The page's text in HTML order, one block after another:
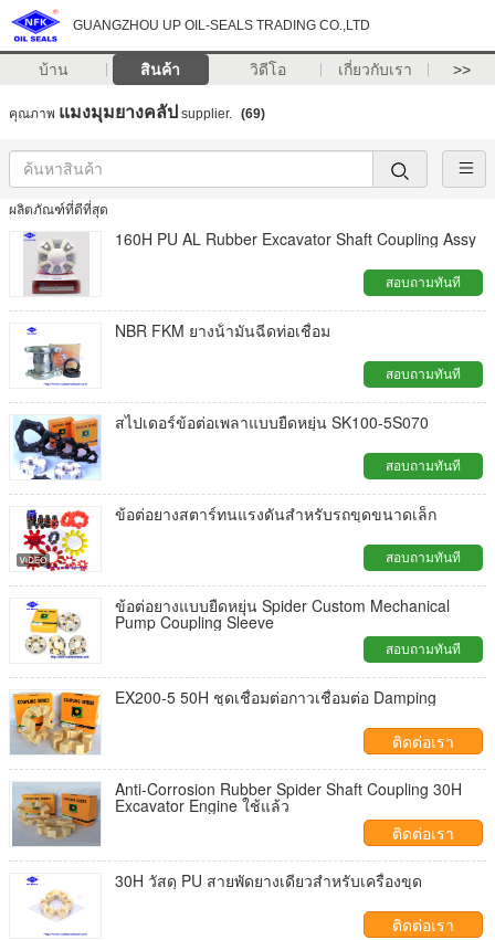
GUANGZHOU UP OIL-SEALS TRADING CO.,LTD
บ้าน สินค้า วิดีโอ เกี่ยวกับเรา >>
คุณภาพ แมงมุมยางคลัป supplier. (69)
ผลิตภัณฑ์ที่ดีที่สุด
160H PU AL Rubber Excavator Shaft Coupling Assy
สอบถามทันที
NBR FKM ยางน้ํามันฉีดท่อเชื่อม
สอบถามทันที
สไปเดอร์ข้อต่อเพลาแบบยืดหยุ่น SK100-5S070
สอบถามทันที
ข้อต่อยางสตาร์ทนแรงดันสำหรับรถขุดขนาดเล็ก
สอบถามทันที
ข้อต่อยางแบบยืดหยุ่น Spider Custom Mechanical
Pump Coupling Sleeve
สอบถามทันที
EX200-5 50H ชุดเชื่อมต่อกาวเชื่อมต่อ Damping
ติดต่อเรา
Anti-Corrosion Rubber Spider Shaft Coupling 30H
Excavator Engine ใช้แล้ว
ติดต่อเรา
30H วัสดุ PU สายพัดยางเดียวสําหรับเครื่องขุด
ติดต่อเรา